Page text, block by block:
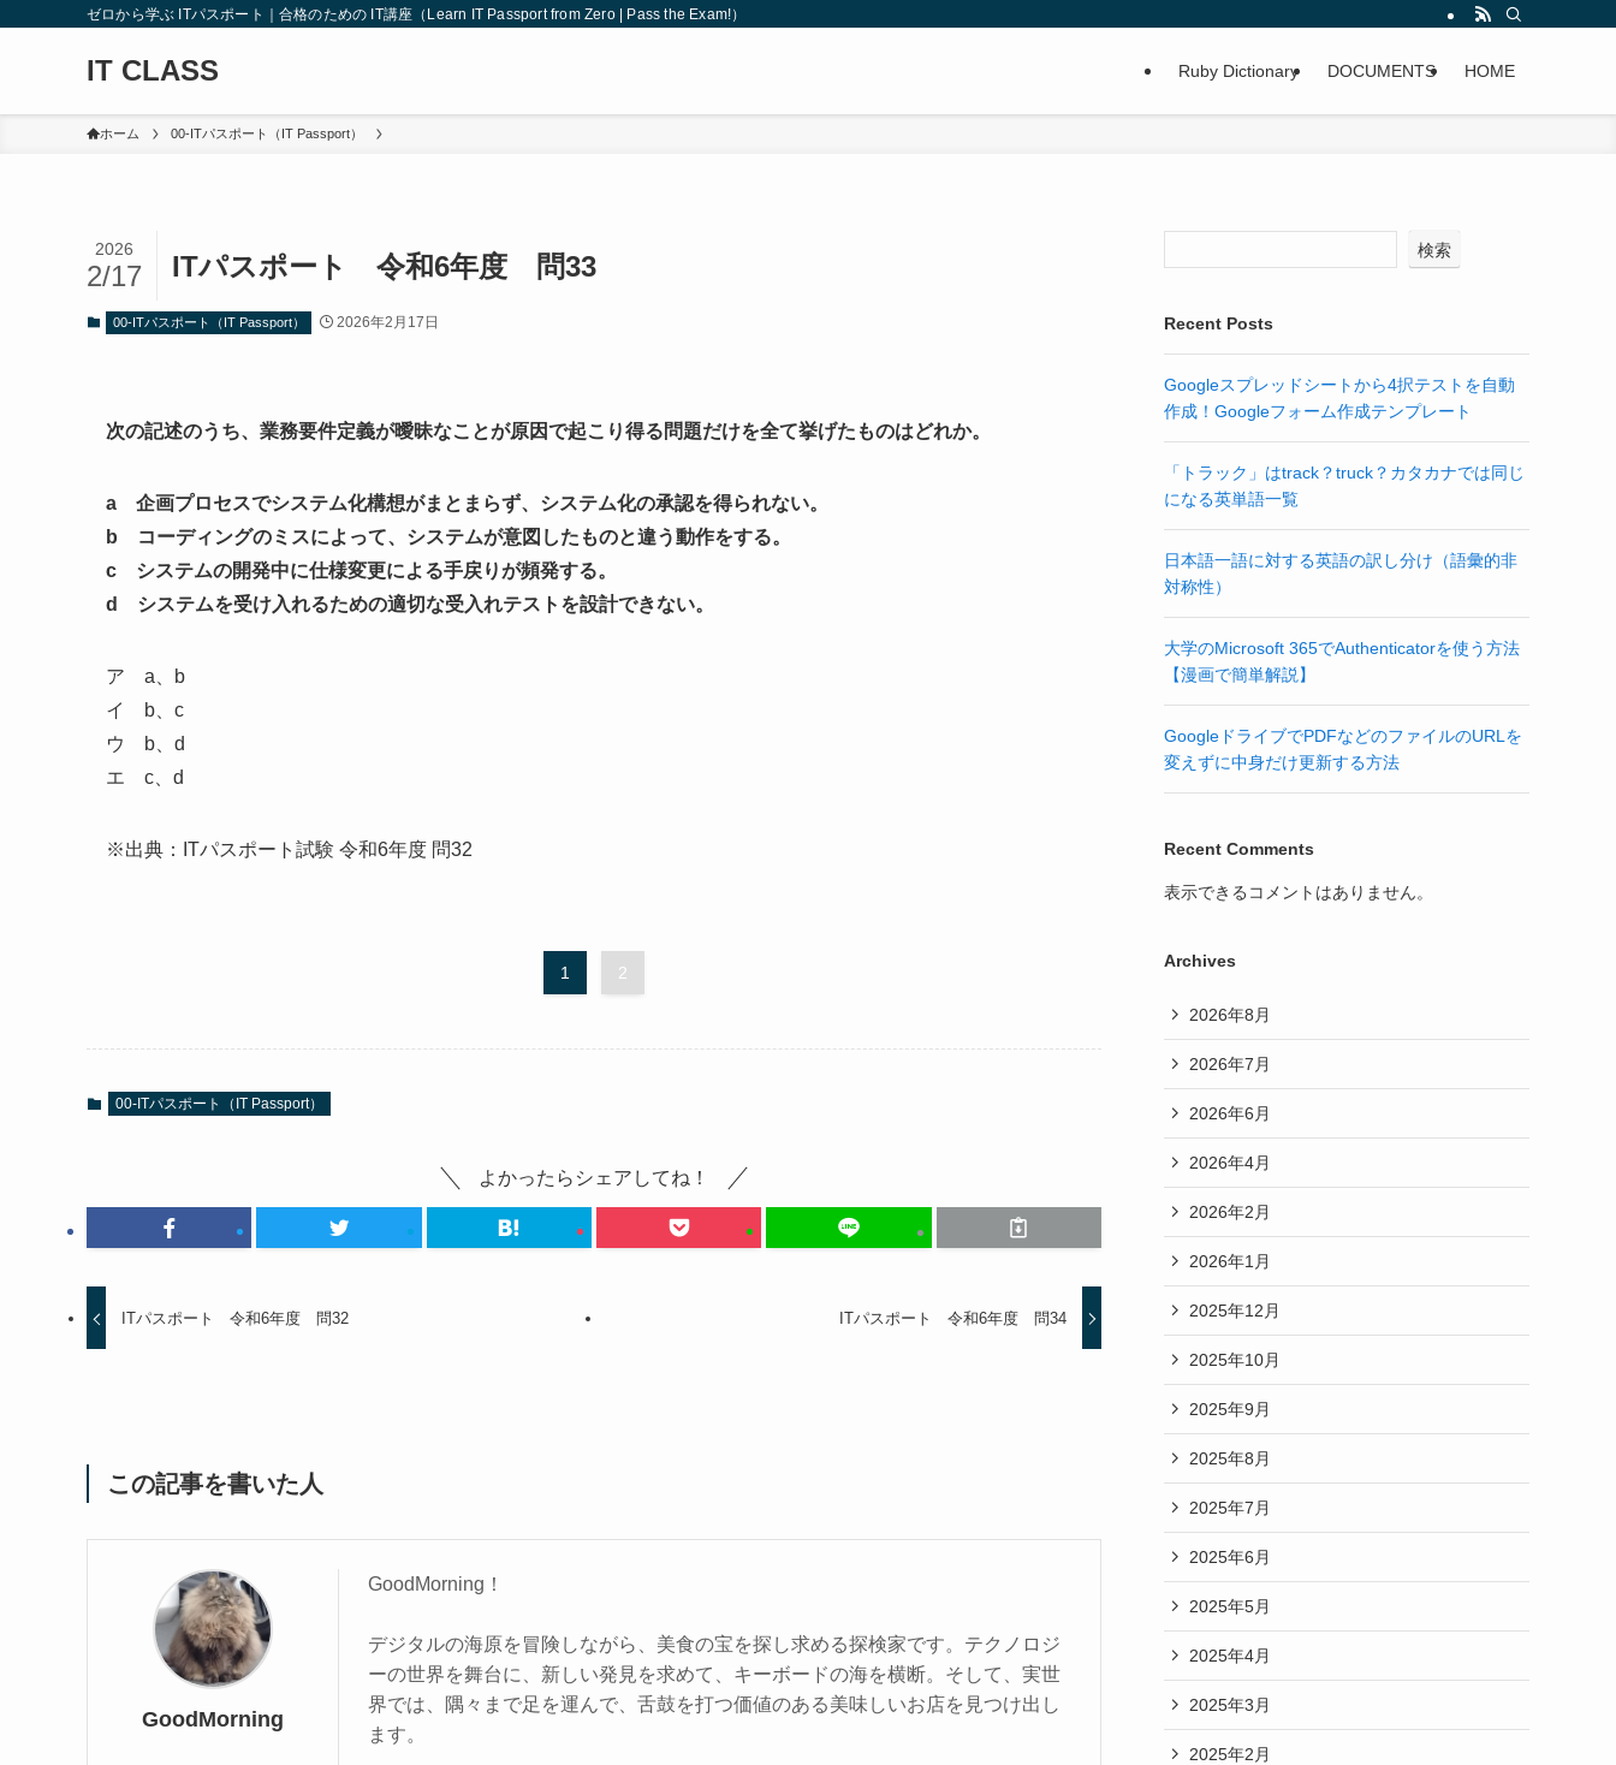
ゼロから学ぶ ITパスポート｜合格のための IT講座（Learn IT Passport from Zero | Pass the Exam!）
IT CLASS Ruby Dictionary DOCUMENTS HOME
ホーム 00-ITパスポート（IT Passport）
ITパスポート 令和6年度 問33
2026
2/17
00-ITパスポート（IT Passport） 2026年2月17日
次の記述のうち、業務要件定義が曖昧なことが原因で起こり得る問題だけを全て挙げたものはどれか。
a 企画プロセスでシステム化構想がまとまらず、システム化の承認を得られない。
b コーディングのミスによって、システムが意図したものと違う動作をする。
c システムの開発中に仕様変更による手戻りが頻発する。
d システムを受け入れるための適切な受入れテストを設計できない。
ア a、b
イ b、c
ウ b、d
エ c、d
※出典：ITパスポート試験 令和6年度 問32
1 2
00-ITパスポート（IT Passport）
よかったらシェアしてね！
ITパスポート 令和6年度 問32 ITパスポート 令和6年度 問34
この記事を書いた人
GoodMorning
GoodMorning！
デジタルの海原を冒険しながら、美食の宝を探し求める探検家です。テクノロジ
ーの世界を舞台に、新しい発見を求めて、キーボードの海を横断。そして、実世
界では、隅々まで足を運んで、舌鼓を打つ価値のある美味しいお店を見つけ出し
ます。
検索
Recent Posts
Googleスプレッドシートから4択テストを自動
作成！Googleフォーム作成テンプレート
「トラック」はtrack？truck？カタカナでは同じ
になる英単語一覧
日本語一語に対する英語の訳し分け（語彙的非
対称性）
大学のMicrosoft 365でAuthenticatorを使う方法
【漫画で簡単解説】
GoogleドライブでPDFなどのファイルのURLを
変えずに中身だけ更新する方法
Recent Comments
表示できるコメントはありません。
Archives
2026年8月
2026年7月
2026年6月
2026年4月
2026年2月
2026年1月
2025年12月
2025年10月
2025年9月
2025年8月
2025年7月
2025年6月
2025年5月
2025年4月
2025年3月
2025年2月